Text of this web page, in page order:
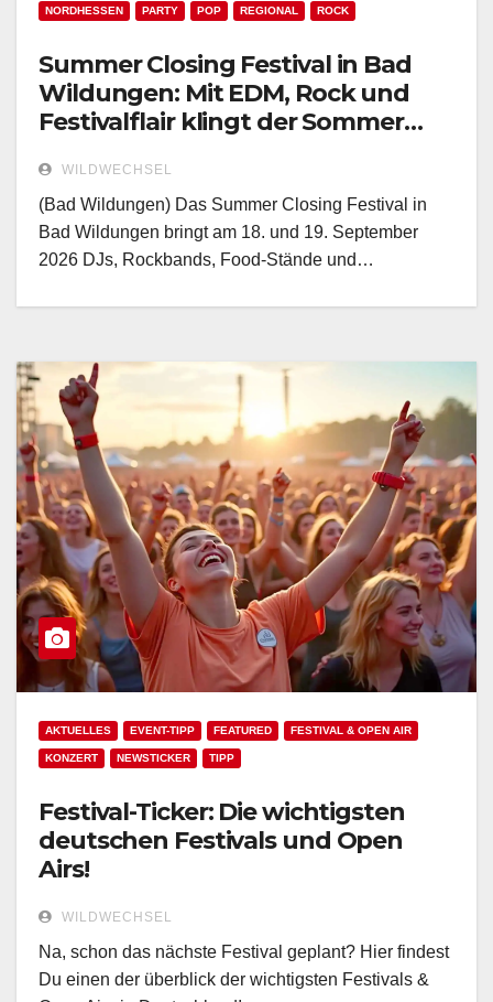
NORDHESSEN PARTY POP REGIONAL ROCK
Summer Closing Festival in Bad
Wildungen: Mit EDM, Rock und
Festivalflair klingt der Sommer
WILDWECHSEL
(Bad Wildungen) Das Summer Closing Festival in
Bad Wildungen bringt am 18. und 19. September
2026 DJs, Rockbands, Food-Stände und…
AKTUELLES EVENT-TIPP FEATURED FESTIVAL & OPEN AIR
KONZERT NEWSTICKER TIPP
Festival-Ticker: Die wichtigsten
deutschen Festivals und Open
Airs!
WILDWECHSEL
Na, schon das nächste Festival geplant? Hier findest
Du einen der überblick der wichtigsten Festivals &